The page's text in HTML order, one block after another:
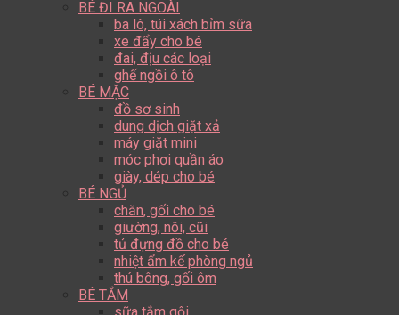
BÉ ĐI RA NGOÀI
ba lô, túi xách bỉm sữa
xe đẩy cho bé
đai, địu các loại
ghế ngồi ô tô
BÉ MẶC
đồ sơ sinh
dung dịch giặt xả
máy giặt mini
móc phơi quần áo
giày, dép cho bé
BÉ NGỦ
chăn, gối cho bé
giường, nôi, cũi
tủ đựng đồ cho bé
nhiệt ẩm kế phòng ngủ
thú bông, gối ôm
BÉ TẮM